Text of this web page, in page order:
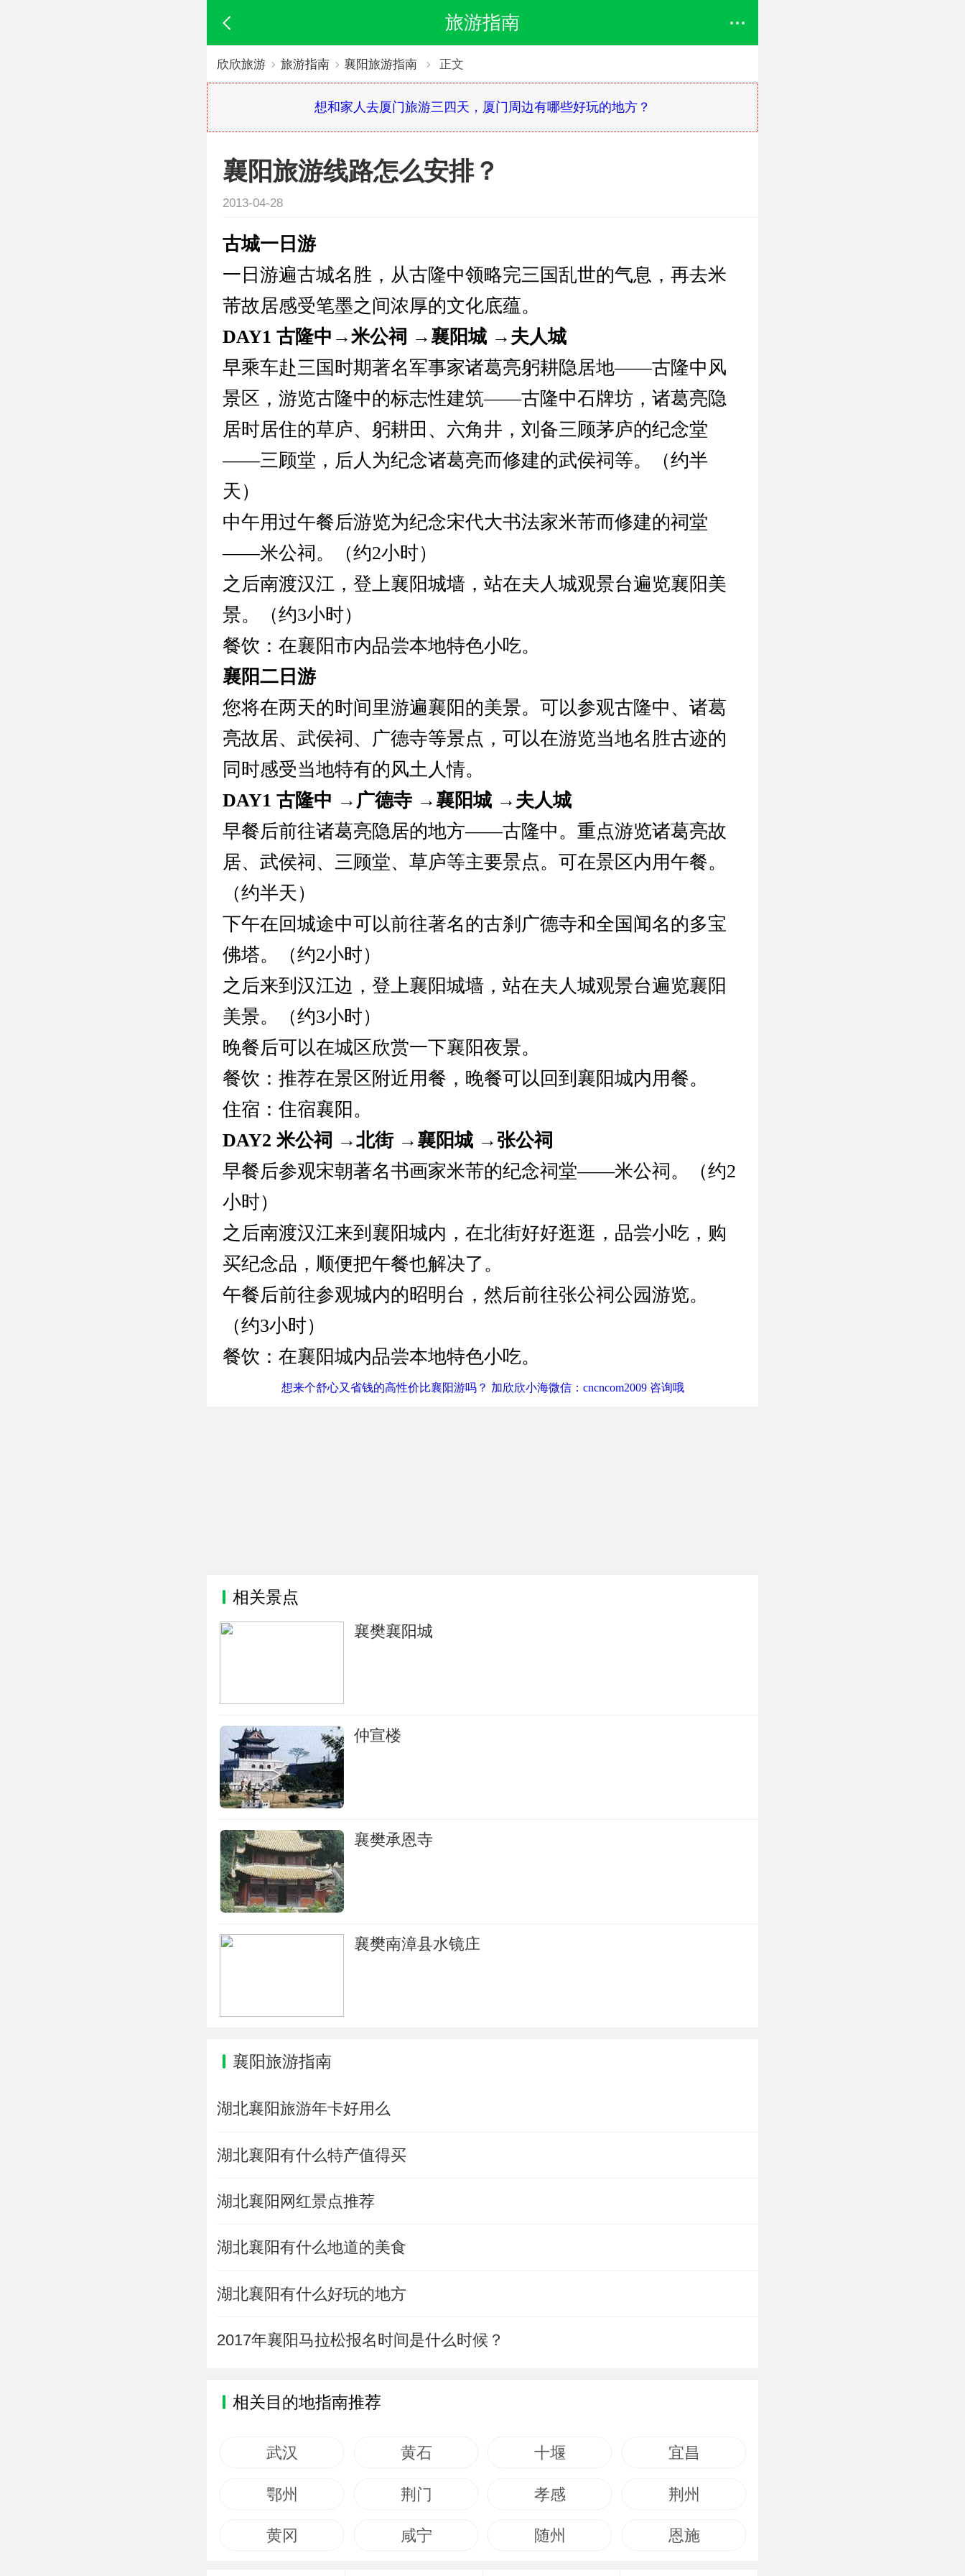
旅游指南
欣欣旅游 旅游指南 襄阳旅游指南 正文
想和家人去厦门旅游三四天，厦门周边有哪些好玩的地方？
襄阳旅游线路怎么安排？
2013-04-28
古城一日游
一日游遍古城名胜，从古隆中领略完三国乱世的气息，再去米
芾故居感受笔墨之间浓厚的文化底蕴。
DAY1 古隆中→米公祠 →襄阳城 →夫人城
早乘车赴三国时期著名军事家诸葛亮躬耕隐居地——古隆中风
景区，游览古隆中的标志性建筑——古隆中石牌坊，诸葛亮隐
居时居住的草庐、躬耕田、六角井，刘备三顾茅庐的纪念堂
——三顾堂，后人为纪念诸葛亮而修建的武侯祠等。（约半
天）
中午用过午餐后游览为纪念宋代大书法家米芾而修建的祠堂
——米公祠。（约2小时）
之后南渡汉江，登上襄阳城墙，站在夫人城观景台遍览襄阳美
景。（约3小时）
餐饮：在襄阳市内品尝本地特色小吃。
襄阳二日游
您将在两天的时间里游遍襄阳的美景。可以参观古隆中、诸葛
亮故居、武侯祠、广德寺等景点，可以在游览当地名胜古迹的
同时感受当地特有的风土人情。
DAY1 古隆中 →广德寺 →襄阳城 →夫人城
早餐后前往诸葛亮隐居的地方——古隆中。重点游览诸葛亮故
居、武侯祠、三顾堂、草庐等主要景点。可在景区内用午餐。
（约半天）
下午在回城途中可以前往著名的古刹广德寺和全国闻名的多宝
佛塔。（约2小时）
之后来到汉江边，登上襄阳城墙，站在夫人城观景台遍览襄阳
美景。（约3小时）
晚餐后可以在城区欣赏一下襄阳夜景。
餐饮：推荐在景区附近用餐，晚餐可以回到襄阳城内用餐。
住宿：住宿襄阳。
DAY2 米公祠 →北街 →襄阳城 →张公祠
早餐后参观宋朝著名书画家米芾的纪念祠堂——米公祠。（约2
小时）
之后南渡汉江来到襄阳城内，在北街好好逛逛，品尝小吃，购
买纪念品，顺便把午餐也解决了。
午餐后前往参观城内的昭明台，然后前往张公祠公园游览。
（约3小时）
餐饮：在襄阳城内品尝本地特色小吃。
想来个舒心又省钱的高性价比襄阳游吗？ 加欣欣小海微信：cncncom2009 咨询哦
相关景点
襄樊襄阳城
仲宣楼
襄樊承恩寺
襄樊南漳县水镜庄
襄阳旅游指南
湖北襄阳旅游年卡好用么
湖北襄阳有什么特产值得买
湖北襄阳网红景点推荐
湖北襄阳有什么地道的美食
湖北襄阳有什么好玩的地方
2017年襄阳马拉松报名时间是什么时候？
相关目的地指南推荐
武汉 黄石 十堰 宜昌
鄂州 荆门 孝感 荆州
黄冈 咸宁 随州 恩施